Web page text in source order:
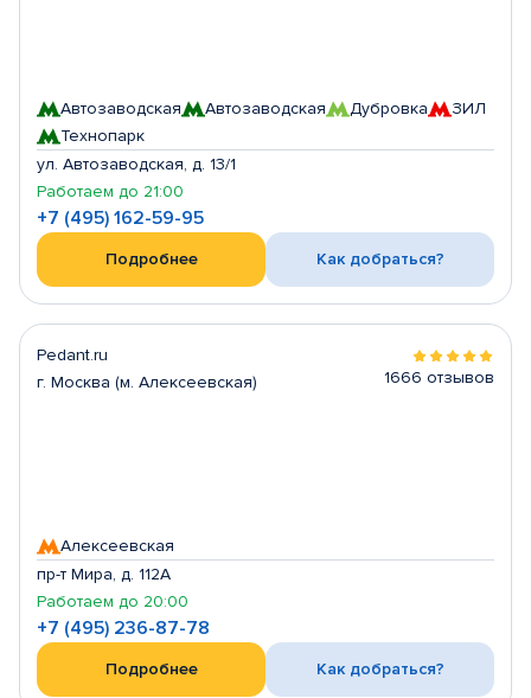
Автозаводская Автозаводская Дубровка
ЗИЛ
Технопарк
ул. Автозаводская, д. 13/1
Работаем до 21:00
+7 (495) 162-59-95
Подробнее Как добраться?
Pedant.ru
г. Москва (м. Алексеевская)
1666 отзывов
Алексеевская
пр-т Мира, д. 112А
Работаем до 20:00
+7 (495) 236-87-78
Подробнее Как добраться?